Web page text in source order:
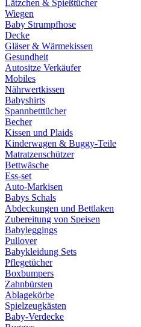
Lätzchen & Spießtücher
Wiegen
Baby Strumpfhose
Decke
Gläser & Wärmekissen
Gesundheit
Autositze Verkäufer
Mobiles
Nährwertkissen
Babyshirts
Spannbetttücher
Becher
Kissen und Plaids
Kinderwagen & Buggy-Teile
Matratzenschützer
Bettwäsche
Ess-set
Auto-Markisen
Babys Schals
Abdeckungen und Bettlaken
Zubereitung von Speisen
Babyleggings
Pullover
Babykleidung Sets
Pflegetücher
Boxbumpers
Zahnbürsten
Ablagekörbe
Spielzeugkästen
Baby-Verdecke